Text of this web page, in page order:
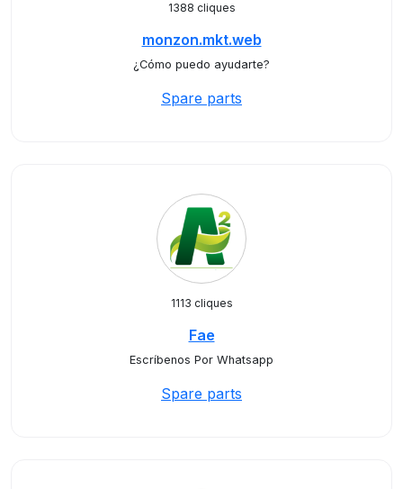
1388 cliques
monzon.mkt.web
¿Cómo puedo ayudarte?
Spare parts
1113 cliques
Fae
Escríbenos Por Whatsapp
Spare parts